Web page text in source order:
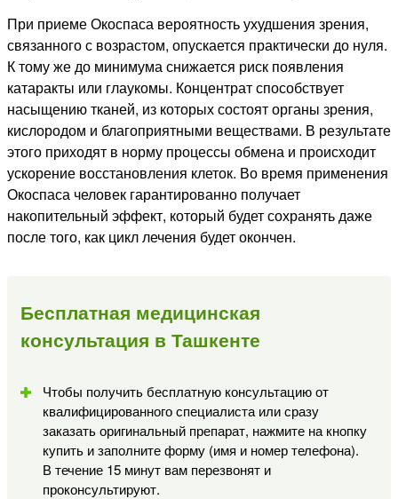
При приеме Окоспаса вероятность ухудшения зрения,
связанного с возрастом, опускается практически до нуля.
К тому же до минимума снижается риск появления
катаракты или глаукомы. Концентрат способствует
насыщению тканей, из которых состоят органы зрения,
кислородом и благоприятными веществами. В результате
этого приходят в норму процессы обмена и происходит
ускорение восстановления клеток. Во время применения
Окоспаса человек гарантированно получает
накопительный эффект, который будет сохранять даже
после того, как цикл лечения будет окончен.
Бесплатная медицинская
консультация в Ташкенте
Чтобы получить бесплатную консультацию от
квалифицированного специалиста или сразу
заказать оригинальный препарат, нажмите на кнопку
купить и заполните форму (имя и номер телефона).
В течение 15 минут вам перезвонят и
проконсультируют.